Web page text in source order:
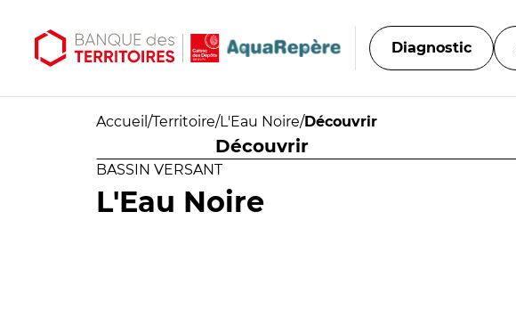
Diagnostic
Accueil /Territoire/L'Eau Noire/Découvrir
Découvrir
BASSIN VERSANT
L'Eau Noire